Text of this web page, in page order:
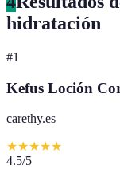
hidratación
#1
Kefus Loción
carethy.es
★★★★★
4.5/5